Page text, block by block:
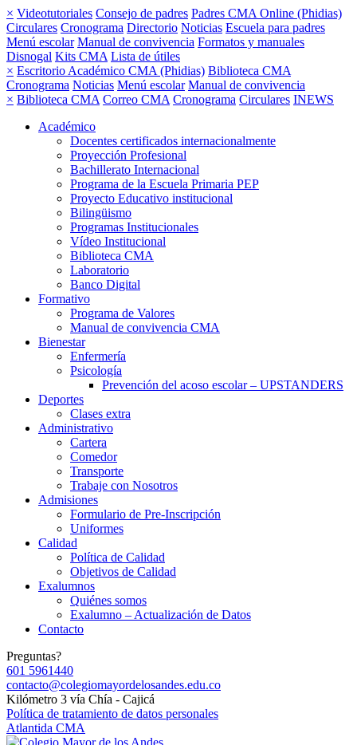
× Videotutoriales Consejo de padres Padres CMA Online (Phidias)
Circulares Cronograma Directorio Noticias Escuela para padres
Menú escolar Manual de convivencia Formatos y manuales
Disnogal Kits CMA Lista de útiles
× Escritorio Académico CMA (Phidias) Biblioteca CMA
Cronograma Noticias Menú escolar Manual de convivencia
× Biblioteca CMA Correo CMA Cronograma Circulares INEWS
Académico
Docentes certificados internacionalmente
Proyección Profesional
Bachillerato Internacional
Programa de la Escuela Primaria PEP
Proyecto Educativo institucional
Bilingüismo
Programas Institucionales
Vídeo Institucional
Biblioteca CMA
Laboratorio
Banco Digital
Formativo
Programa de Valores
Manual de convivencia CMA
Bienestar
Enfermería
Psicología
Prevención del acoso escolar – UPSTANDERS
Deportes
Clases extra
Administrativo
Cartera
Comedor
Transporte
Trabaje con Nosotros
Admisiones
Formulario de Pre-Inscripción
Uniformes
Calidad
Política de Calidad
Objetivos de Calidad
Exalumnos
Quiénes somos
Exalumno – Actualización de Datos
Contacto
Preguntas?
601 5961440
contacto@colegiomayordelosandes.edu.co
Kilómetro 3 vía Chía - Cajicá
Política de tratamiento de datos personales
Atlantida CMA